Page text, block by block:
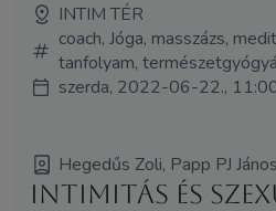
INTIM TÉR
coach, Jóga, masszázs,
tanfolyam,
szerda, 2022-06-22.,
Hegedűs Zoli, Papp PJ János
Intimitás és